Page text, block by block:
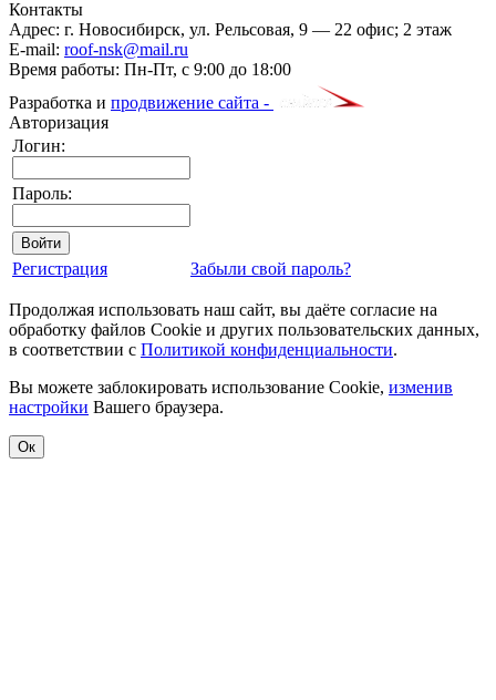
Контакты
Адрес: г. Новосибирск, ул. Рельсовая, 9 — 22 офис; 2 этаж
E-mail: roof-nsk@mail.ru
Время работы: Пн-Пт, с 9:00 до 18:00
Разработка и продвижение сайта -
Авторизация
Логин:
Пароль:
Регистрация Забыли свой пароль?
Продолжая использовать наш сайт, вы даёте согласие на
обработку файлов Cookie и других пользовательских данных,
в соответствии с Политикой конфиденциальности.
Вы можете заблокировать использование Cookie, изменив
настройки Вашего браузера.
Ок